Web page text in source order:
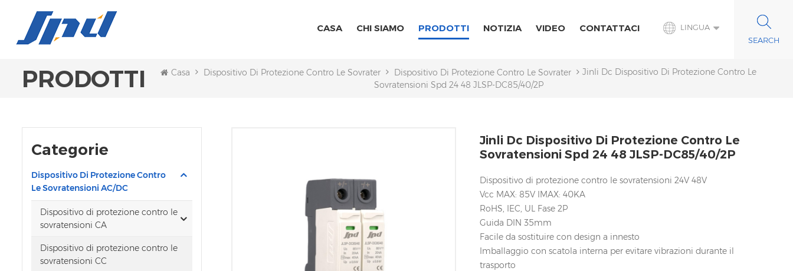
LINGUA
CASA CHI SIAMO PRODOTTI NOTIZIA VIDEO CONTATTACI
PRODOTTI Casa Dispositivo Di Protezione Contro Le Sovratensioni AC/DCDispositivo Di Protezione Contro Le Sovratensioni CCJinli Dc Dispositivo Di Protezione Contro Le
Sovratensioni Spd 24 48 JLSP-DC85/40/2P
Categorie
Dispositivo Di Protezione Contro
Le Sovratensioni AC/DC
Dispositivo di protezione contro le
sovratensioni CA
Dispositivo di protezione contro le
sovratensioni CC
Jinli Dc Dispositivo Di Protezione Contro Le
Sovratensioni Spd 24 48 JLSP-DC85/40/2P
Dispositivo di protezione contro le sovratensioni 24V 48V
Vcc MAX: 85V IMAX: 40KA
RoHS, IEC, UL Fase 2P
Guida DIN 35mm
Facile da sostituire con design a innesto
Imballaggio con scatola interna per evitare vibrazioni durante il
trasporto